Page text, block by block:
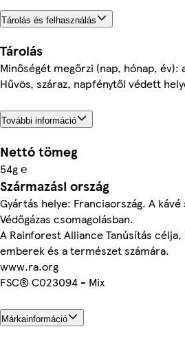
Tárolás és felhasználás
Tárolás
Minőségét megőrzi (nap, hónap,
Hűvös, száraz, napfénytől védett
További információ
Nettó tömeg
54g ℮
Származási ország
Gyártás helye: Franciaország. A
Védőgázas csomagolásban.
A Rainforest Alliance Tanúsítás
emberek és a természet számára.
www.ra.org
FSC® C023094 - Mix
Márkainformáció